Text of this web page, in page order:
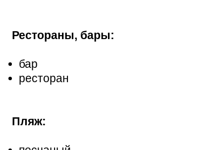
Рестораны, бары:
бар
ресторан
Пляж: